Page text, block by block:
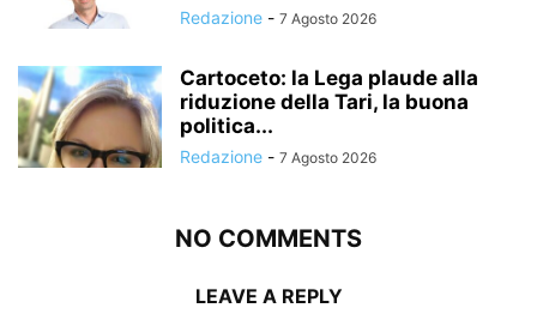
Redazione - 7 Agosto 2026
Cartoceto: la Lega plaude alla
riduzione della Tari, la buona
politica...
Redazione - 7 Agosto 2026
NO COMMENTS
LEAVE A REPLY